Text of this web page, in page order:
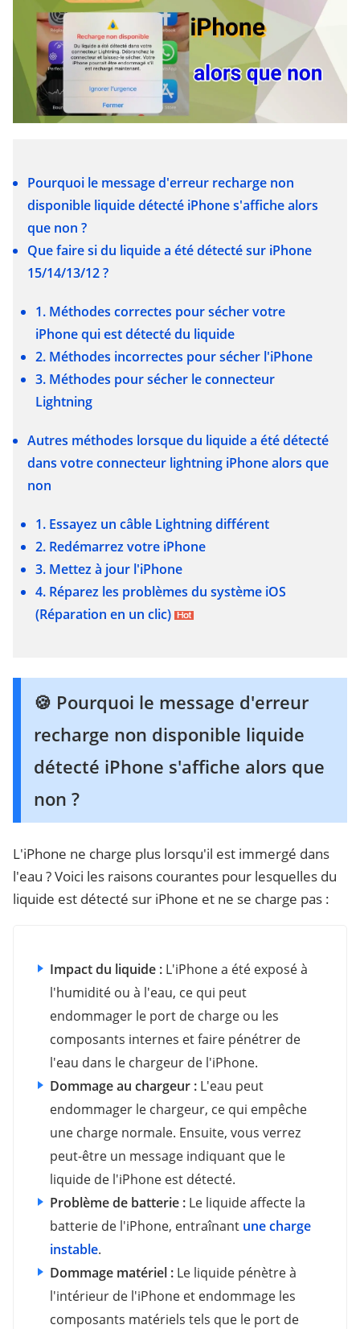
Pourquoi le message d'erreur recharge non
disponible liquide détecté iPhone s'affiche alors
que non ?
Que faire si du liquide a été détecté sur iPhone
15/14/13/12 ?
1. Méthodes correctes pour sécher votre
iPhone qui est détecté du liquide
2. Méthodes incorrectes pour sécher l'iPhone
3. Méthodes pour sécher le connecteur
Lightning
Autres méthodes lorsque du liquide a été détecté
dans votre connecteur lightning iPhone alors que
non
1. Essayez un câble Lightning différent
2. Redémarrez votre iPhone
3. Mettez à jour l'iPhone
4. Réparez les problèmes du système iOS
(Réparation en un clic)
🍪 Pourquoi le message d'erreur
recharge non disponible liquide
détecté iPhone s'affiche alors que
non ?
L'iPhone ne charge plus lorsqu'il est immergé dans
l'eau ? Voici les raisons courantes pour lesquelles du
liquide est détecté sur iPhone et ne se charge pas :
Impact du liquide : L'iPhone a été exposé à
l'humidité ou à l'eau, ce qui peut
endommager le port de charge ou les
composants internes et faire pénétrer de
l'eau dans le chargeur de l'iPhone.
Dommage au chargeur : L'eau peut
endommager le chargeur, ce qui empêche
une charge normale. Ensuite, vous verrez
peut-être un message indiquant que le
liquide de l'iPhone est détecté.
Problème de batterie : Le liquide affecte la
batterie de l'iPhone, entraînant une charge
instable.
Dommage matériel : Le liquide pénètre à
l'intérieur de l'iPhone et endommage les
composants matériels tels que le port de